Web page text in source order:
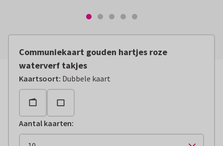
Communiekaart gouden hartjes roze
waterverf takjes
Kaartsoort: Dubbele kaart
Aantal kaarten: